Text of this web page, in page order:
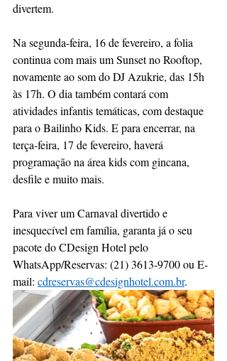
divertem.
Na segunda-feira, 16 de fevereiro, a folia
continua com mais um Sunset no Rooftop,
novamente ao som do DJ Azukrie, das 15h
às 17h. O dia também contará com
atividades infantis temáticas, com destaque
para o Bailinho Kids. E para encerrar, na
terça-feira, 17 de fevereiro, haverá
programação na área kids com gincana,
desfile e muito mais.
Para viver um Carnaval divertido e
inesquecível em família, garanta já o seu
pacote do CDesign Hotel pelo
WhatsApp/Reservas: (21) 3613-9700 ou E-
mail: cdreservas@cdesignhotel.com.br.